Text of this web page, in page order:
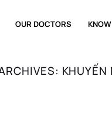
OUR DOCTORS
KHUYẾN